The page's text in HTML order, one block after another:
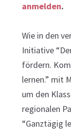
anmelden.
Wie in den
Initiative
fördern.
lernen.” mit
um den
regionalen
“Ganztägig